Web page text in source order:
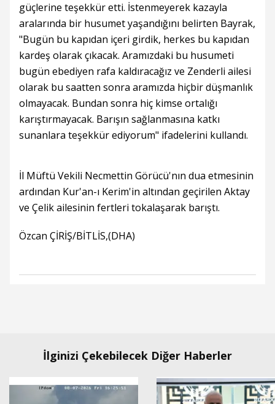
güçlerine teşekkür etti. İstenmeyerek kazayla
aralarında bir husumet yaşandığını belirten Bayrak,
"Bugün bu kapıdan içeri girdik, herkes bu kapıdan
kardeş olarak çıkacak. Aramızdaki bu husumeti
bugün ebediyen rafa kaldıracağız ve Zenderli ailesi
olarak bu saatten sonra aramızda hiçbir düşmanlık
olmayacak. Bundan sonra hiç kimse ortalığı
karıştırmayacak. Barışın sağlanmasına katkı
sunanlara teşekkür ediyorum" ifadelerini kullandı.
İl Müftü Vekili Necmettin Görücü'nın dua etmesinin
ardından Kur'an-ı Kerim'in altından geçirilen Aktay
ve Çelik ailesinin fertleri tokalaşarak barıştı.
Özcan ÇİRİŞ/BİTLİS,(DHA)
İlginizi Çekebilecek Diğer Haberler